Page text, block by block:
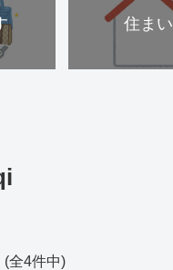
住まい
(全4件中)